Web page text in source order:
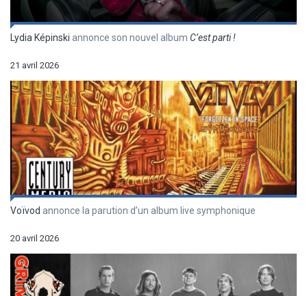
Lydia Képinski annonce son nouvel album C’est parti !
21 avril 2026
Voïvod annonce la parution d’un album live symphonique
20 avril 2026